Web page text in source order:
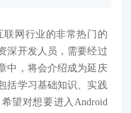
网行业的非常热门的
深开发人员，需要经过
中，将会介绍成为延庆
括学习基础知识、实践
望对想要进入Android